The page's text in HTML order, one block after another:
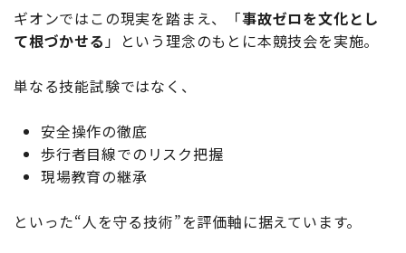
ギオンではこの現実を踏まえ、「事故ゼロを文化とし
て根づかせる」という理念のもとに本競技会を実施。
単なる技能試験ではなく、
安全操作の徹底
歩行者目線でのリスク把握
現場教育の継承
といった“人を守る技術”を評価軸に据えています。